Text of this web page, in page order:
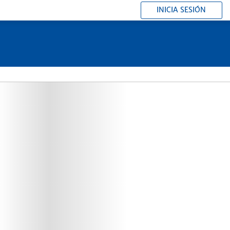
INICIA SESIÓN